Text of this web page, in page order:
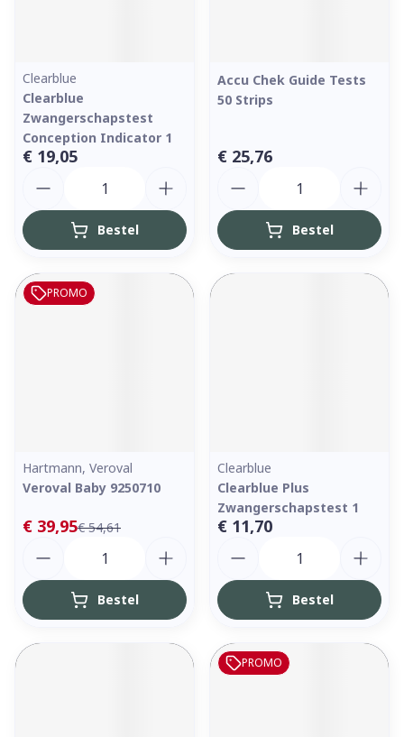
Clearblue
Clearblue
Zwangerschapstest
Conception Indicator 1
€ 19,05
Bestel
Accu Chek Guide Tests
50 Strips
€ 25,76
Bestel
PROMO
Hartmann, Veroval
Veroval Baby 9250710
€ 54,61
€ 39,95
Bestel
Clearblue
Clearblue Plus
Zwangerschapstest 1
€ 11,70
Bestel
PROMO